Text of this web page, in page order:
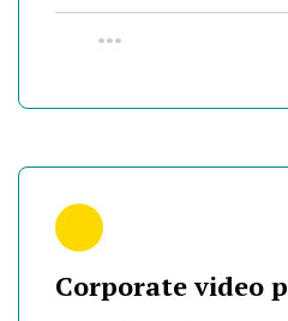
•••
Corporate video